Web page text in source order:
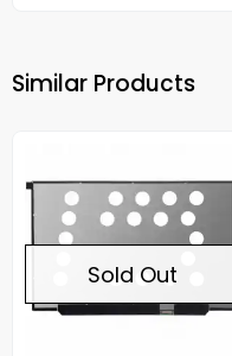
Similar Products
Sold Out